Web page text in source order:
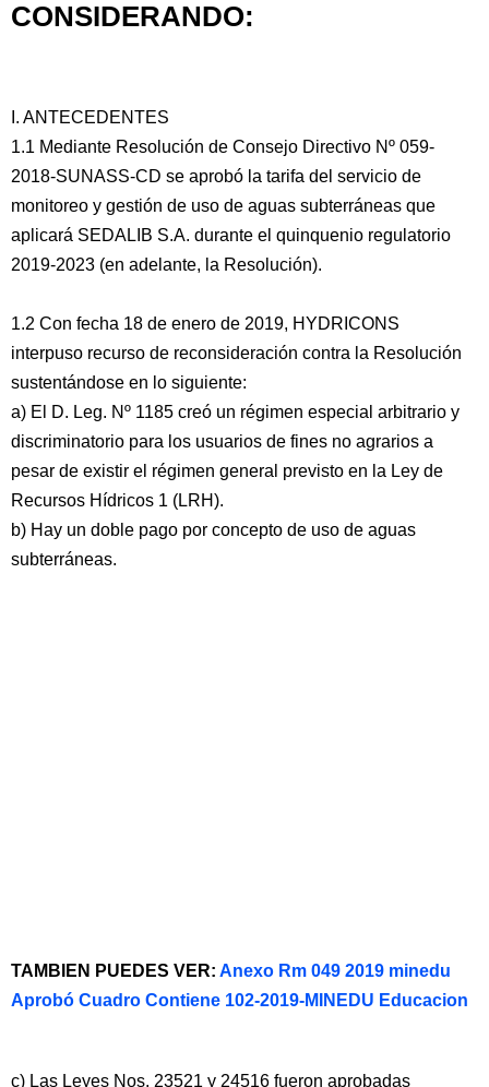
CONSIDERANDO:
I. ANTECEDENTES
1.1 Mediante Resolución de Consejo Directivo Nº 059-
2018-SUNASS-CD se aprobó la tarifa del servicio de
monitoreo y gestión de uso de aguas subterráneas que
aplicará SEDALIB S.A. durante el quinquenio regulatorio
2019-2023 (en adelante, la Resolución).
1.2 Con fecha 18 de enero de 2019, HYDRICONS
interpuso recurso de reconsideración contra la Resolución
sustentándose en lo siguiente:
a) El D. Leg. Nº 1185 creó un régimen especial arbitrario y
discriminatorio para los usuarios de fines no agrarios a
pesar de existir el régimen general previsto en la Ley de
Recursos Hídricos 1 (LRH).
b) Hay un doble pago por concepto de uso de aguas
subterráneas.
TAMBIEN PUEDES VER: Anexo Rm 049 2019 minedu
Aprobó Cuadro Contiene 102-2019-MINEDU Educacion
c) Las Leyes Nos. 23521 y 24516 fueron aprobadas